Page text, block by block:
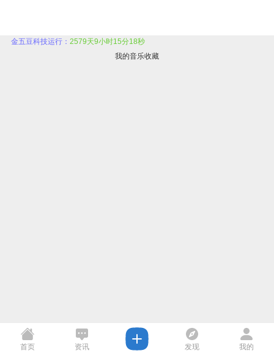
金五豆科技运行： 2579天9小时15分18秒
我的音乐收藏
首页 资讯 发现 我的